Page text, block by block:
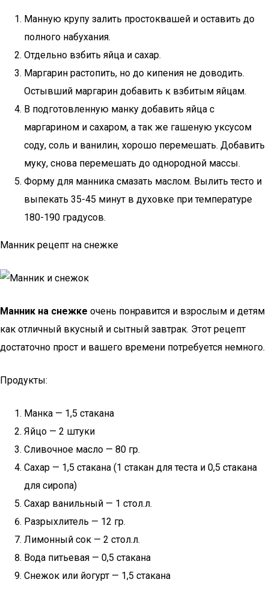
Манную крупу залить простоквашей и оставить до
полного набухания.
Отдельно взбить яйца и сахар.
Маргарин растопить, но до кипения не доводить.
Остывший маргарин добавить к взбитым яйцам.
В подготовленную манку добавить яйца с
маргарином и сахаром, а так же гашеную уксусом
соду, соль и ванилин, хорошо перемешать. Добавить
муку, снова перемешать до однородной массы.
Форму для манника смазать маслом. Вылить тесто и
выпекать 35-45 минут в духовке при температуре
180-190 градусов.
Манник рецепт на снежке
Манник на снежке очень понравится и взрослым и детям
как отличный вкусный и сытный завтрак. Этот рецепт
достаточно прост и вашего времени потребуется немного.
Продукты:
Манка — 1,5 стакана
Яйцо — 2 штуки
Сливочное масло — 80 гр.
Сахар — 1,5 стакана (1 стакан для теста и 0,5 стакана
для сиропа)
Сахар ванильный — 1 стол.л.
Разрыхлитель — 12 гр.
Лимонный сок — 2 стол.л.
Вода питьевая — 0,5 стакана
Снежок или йогурт — 1,5 стакана